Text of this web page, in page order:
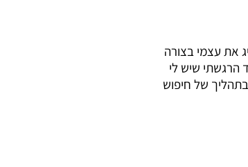
את עצמי בצורה
הרגשתי שיש לי
של חיפוש